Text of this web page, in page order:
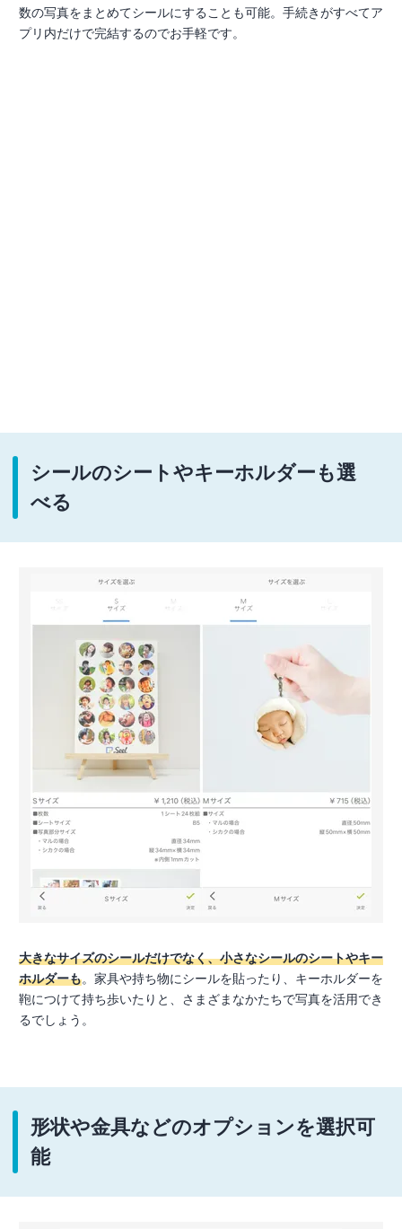
数の写真をまとめてシールにすることも可能。手続きがすべてア
プリ内だけで完結するのでお手軽です。
シールのシートやキーホルダーも選
べる
大きなサイズのシールだけでなく、小さなシールのシートやキー
ホルダーも。家具や持ち物にシールを貼ったり、キーホルダーを
鞄につけて持ち歩いたりと、さまざまなかたちで写真を活用でき
るでしょう。
形状や金具などのオプションを選択可
能